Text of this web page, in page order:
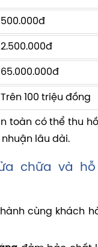
500.000đ
2.500.000đ
65.000.000đ
Trên 100 triệu đồng
toàn có thể thu
lâu dài.
chữa và
cùng khách